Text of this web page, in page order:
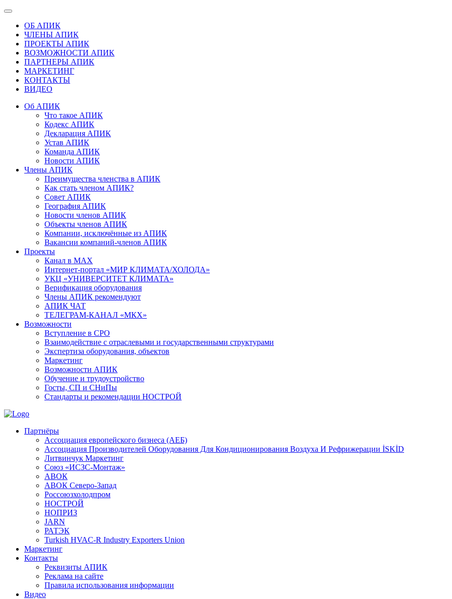
ОБ АПИК
ЧЛЕНЫ АПИК
ПРОЕКТЫ АПИК
ВОЗМОЖНОСТИ АПИК
ПАРТНЕРЫ АПИК
МАРКЕТИНГ
КОНТАКТЫ
ВИДЕО
Об АПИК
Что такое АПИК
Кодекс АПИК
Декларация АПИК
Устав АПИК
Команда АПИК
Новости АПИК
Члены АПИК
Преимущества членства в АПИК
Как стать членом АПИК?
Совет АПИК
География АПИК
Новости членов АПИК
Объекты членов АПИК
Компании, исключённые из АПИК
Вакансии компаний-членов АПИК
Проекты
Канал в MAX
Интернет-портал «МИР КЛИМАТА/ХОЛОДА»
УКЦ «УНИВЕРСИТЕТ КЛИМАТА»
Верификация оборудования
Члены АПИК рекомендуют
АПИК ЧАТ
ТЕЛЕГРАМ-КАНАЛ «МКХ»
Возможности
Вступление в СРО
Взаимодействие с отраслевыми и государственными структурами
Экспертиза оборудования, объектов
Маркетинг
Возможности АПИК
Обучение и трудоустройство
Госты, СП и СНиПы
Стандарты и рекомендации НОСТРОЙ
Партнёры
Ассоциация европейского бизнеса (АЕБ)
Aссоциация Производителей Оборудования Для Кондиционирования Воздуха И Рефрижерации İSKİD
Литвинчук Маркетинг
Союз «ИСЗС-Монтаж»
АВОК
АВОК Северо-Запад
Россоюзхолодпром
НОСТРОЙ
НОПРИЗ
JARN
РАТЭК
Turkish HVAC-R Industry Exporters Union
Маркетинг
Контакты
Реквизиты АПИК
Реклама на сайте
Правила использования информации
Видео